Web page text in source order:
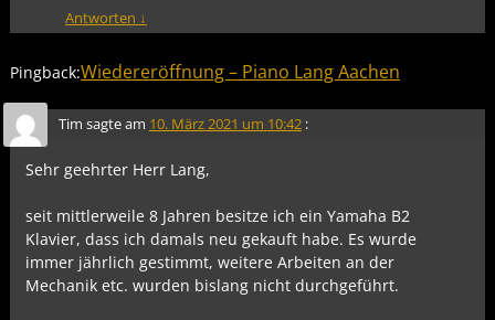
Antworten ↓
Pingback:Wiedereröffnung – Piano Lang Aachen
Tim sagte am 10. März 2021 um 10:42 :
Sehr geehrter Herr Lang,
seit mittlerweile 8 Jahren besitze ich ein Yamaha B2
Klavier, dass ich damals neu gekauft habe. Es wurde
immer jährlich gestimmt, weitere Arbeiten an der
Mechanik etc. wurden bislang nicht durchgeführt.